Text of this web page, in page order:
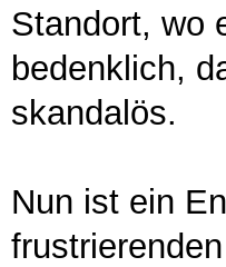
Standort, wo
bedenklich,
skandalös.
Nun ist ein